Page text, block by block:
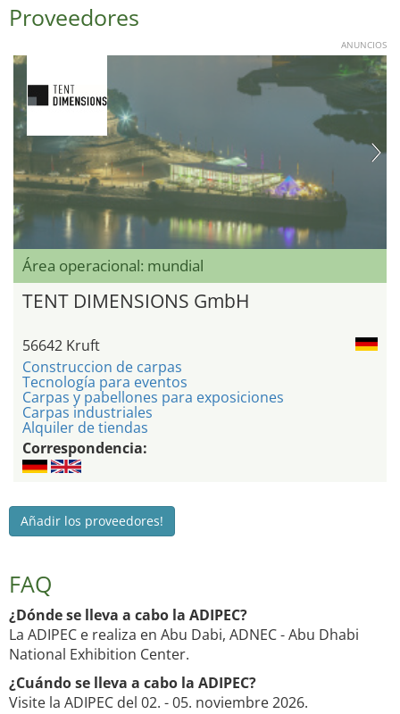
Proveedores
ANUNCIOS
Área operacional: mundial
TENT DIMENSIONS GmbH
56642 Kruft
Construccion de carpas
Tecnología para eventos
Carpas y pabellones para exposiciones
Carpas industriales
Alquiler de tiendas
Correspondencia:
Añadir los proveedores!
FAQ
¿Dónde se lleva a cabo la ADIPEC?
La ADIPEC e realiza en Abu Dabi, ADNEC - Abu Dhabi
National Exhibition Center.
¿Cuándo se lleva a cabo la ADIPEC?
Visite la ADIPEC del 02. - 05. noviembre 2026.